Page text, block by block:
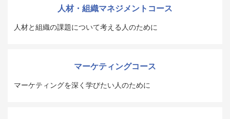
人材・組織マネジメントコース
人材と組織の課題について考える人のために
マーケティングコース
マーケティングを深く学びたい人のために